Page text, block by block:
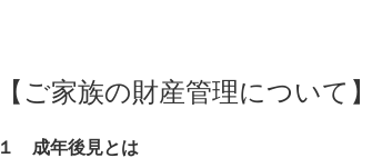
【ご家族の財産管理について】
１ 成年後見とは